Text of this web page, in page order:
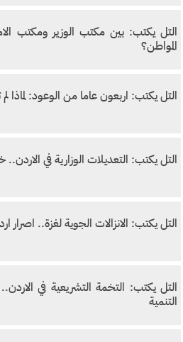
التل يكتب: بين مكتب الوزير ومكتب
المواطن؟
التل يكتب: اربعون عاما من الوعود: لماذا
التل يكتب: التعديلات الوزارية في
التل يكتب: الانزالات الجوية لغزة.. اصرار
التل يكتب: التخمة التشريعية في
التنمية